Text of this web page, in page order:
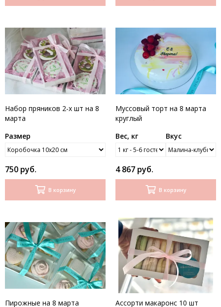
Набор пряников 2-х шт на 8
марта
Размер
750 руб.
В корзину
Муссовый торт на 8 марта
круглый
Вес, кг
Вкус
4 867 руб.
В корзину
Пирожные на 8 марта Ассорти макаронс 10 шт